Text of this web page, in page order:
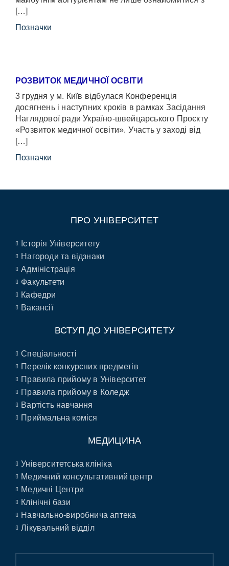
[…]
Позначки
РОЗВИТОК МЕДИЧНОЇ ОСВІТИ
3 грудня у м. Київ відбулася Конференція
досягнень і наступних кроків в рамках Засідання
Наглядової ради Україно-швейцарського Проєкту
«Розвиток медичної освіти». Участь у заході від
[…]
Позначки
ПРО УНІВЕРСИТЕТ
Історія Університету
Нагороди та відзнаки
Адміністрація
Факультети
Кафедри
Вакансії
ВСТУП ДО УНІВЕРСИТЕТУ
Спеціальності
Перелік конкурсних предметів
Правила прийому в Університет
Правила прийому в Коледж
Вартість навчання
Приймальна коміся
МЕДИЦИНА
Університетська клініка
Медичний консультативний центр
Медичні Центри
Клінічні бази
Навчально-виробнича аптека
Лікувальний відділ